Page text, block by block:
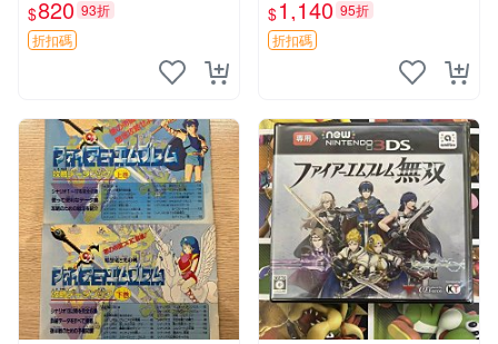
色如圖，原相機拍攝，一卡一
拍，因相機，光線環境等因
素，成色可能與實物
$820 93折
折扣碼
圍棋子 火焰之紋章
$1,140 95折
折扣碼